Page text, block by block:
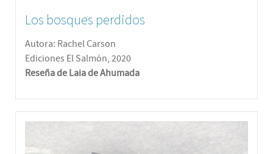
Los bosques perdidos
Autora: Rachel Carson
Ediciones El Salmón, 2020
Reseña de Laia de Ahumada